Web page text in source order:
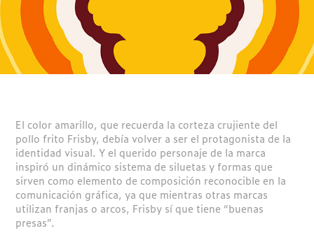
El color amarillo, que recuerda la corteza crujiente del
pollo frito Frisby, debía volver a ser el protagonista de la
identidad visual. Y el querido personaje de la marca
inspiró un dinámico sistema de siluetas y formas que
sirven como elemento de composición reconocible en la
comunicación gráfica, ya que mientras otras marcas
utilizan franjas o arcos, Frisby sí que tiene “buenas
presas”.